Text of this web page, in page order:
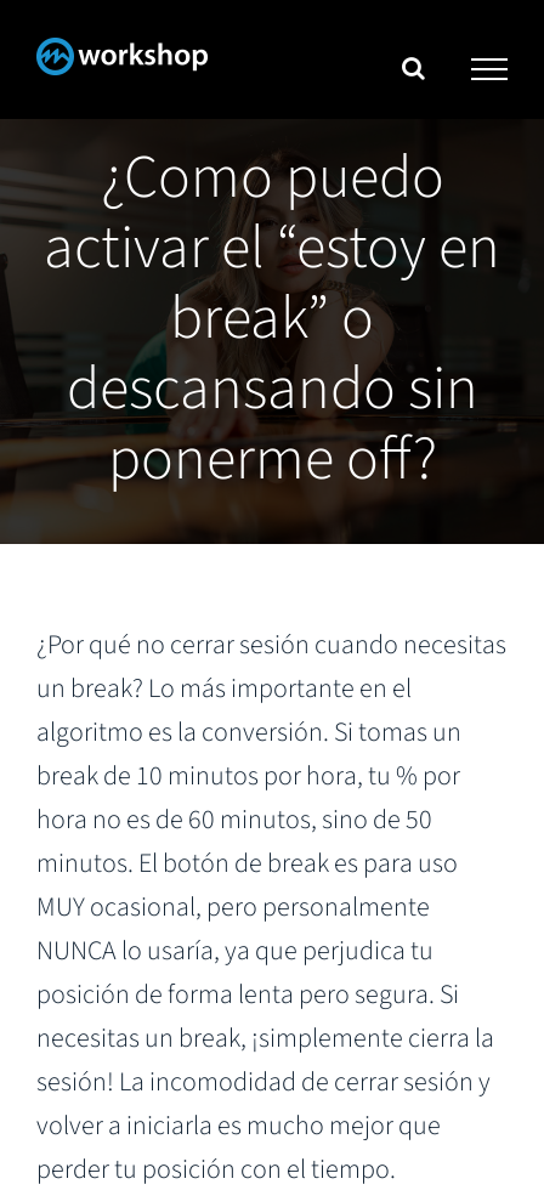
¿Como puedo
activar el “estoy en
break” o
descansando sin
ponerme off?
¿Por qué no cerrar sesión cuando necesitas
un break? Lo más importante en el
algoritmo es la conversión. Si tomas un
break de 10 minutos por hora, tu % por
hora no es de 60 minutos, sino de 50
minutos. El botón de break es para uso
MUY ocasional, pero personalmente
NUNCA lo usaría, ya que perjudica tu
posición de forma lenta pero segura. Si
necesitas un break, ¡simplemente cierra la
sesión! La incomodidad de cerrar sesión y
volver a iniciarla es mucho mejor que
perder tu posición con el tiempo.